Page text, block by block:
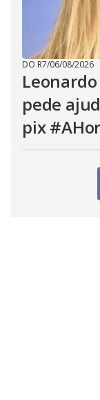
DO R7/06/08/2026
pede
pix